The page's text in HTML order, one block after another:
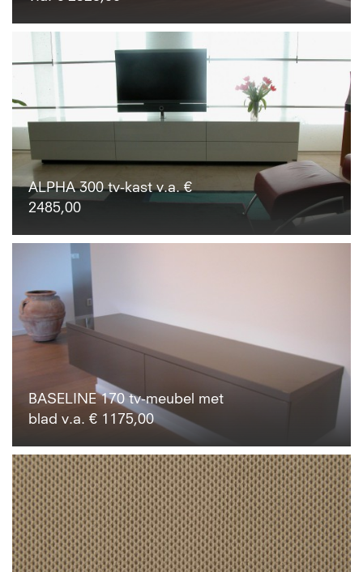
ALPHA 300 tv-kast v.a. €
2485,00
BASELINE 170 tv-meubel met
blad v.a. € 1175,00